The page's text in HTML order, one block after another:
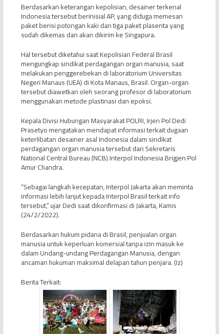
Berdasarkan keterangan kepolisian, desainer terkenal
Indonesia tersebut berinisial AP, yang diduga memesan
paket berisi potongan kaki dan tiga paket plasenta yang
sudah dikemas dan akan dikirim ke Singapura.
Hal tersebut diketahui saat Kepolisian Federal Brasil
mengungkap sindikat perdagangan organ manusia, saat
melakukan penggerebekan di laboratorium Universitas
Negeri Manaus (UEA) di Kota Manaus, Brasil. Organ-organ
tersebut diawetkan oleh seorang profesor di laboratorium
menggunakan metode plastinasi dan epoksi.
Kepala Divisi Hubungan Masyarakat POLRI, Irjen Pol Dedi
Prasetyo mengatakan mendapat informasi terkait dugaan
keterlibatan desainer asal Indonesia dalam sindikat
perdagangan organ manusia tersebut dari Sekretaris
National Central Bureau (NCB) Interpol Indonesia Brigjen Pol
Amur Chandra.
“Sebagai langkah kecepatan, Interpol Jakarta akan meminta
informasi lebih lanjut kepada Interpol Brasil terkait info
tersebut,” ujar Dedi saat dikonfirmasi di Jakarta, Kamis
(24/2/2022).
Berdasarkan hukum pidana di Brasil, penjualan organ
manusia untuk keperluan komersial tanpa izin masuk ke
dalam Undang-undang Perdagangan Manusia, dengan
ancaman hukuman maksimal delapan tahun penjara. (Iz)
Berita Terkait: